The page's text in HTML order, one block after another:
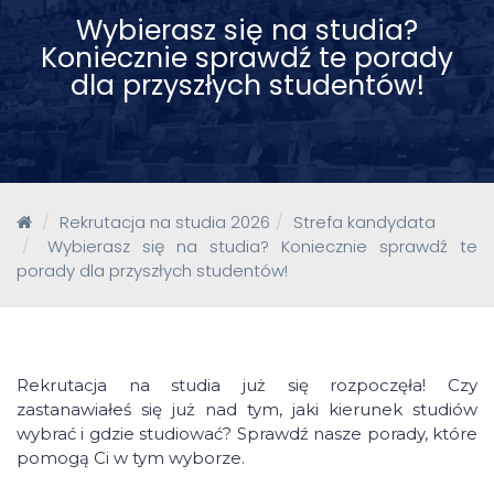
Wybierasz się na studia?
Koniecznie sprawdź te porady
dla przyszłych studentów!
Rekrutacja na studia 2026
Strefa kandydata
Wybierasz się na studia? Koniecznie sprawdź te
porady dla przyszłych studentów!
Rekrutacja na studia już się rozpoczęła! Czy
zastanawiałeś się już nad tym, jaki kierunek studiów
wybrać i gdzie studiować? Sprawdź nasze porady, które
pomogą Ci w tym wyborze.